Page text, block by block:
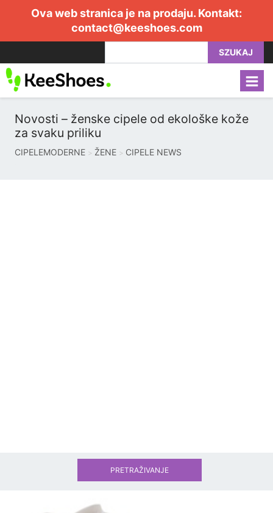
Ova web stranica je na prodaju. Kontakt:
contact@keeshoes.com
SZUKAJ
Novosti – ženske cipele od ekološke kože
za svaku priliku
CIPELEMODERNE ŽENE CIPELE NEWS
PRETRAŽIVANJE